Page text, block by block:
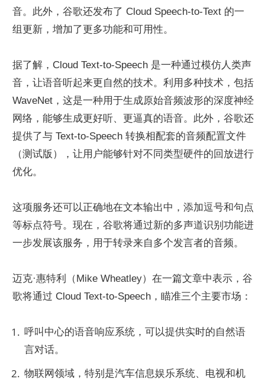
音。此外，谷歌还发布了 Cloud Speech-to-Text 的一
组更新，增加了更多功能和可用性。
据了解，Cloud Text-to-Speech 是一种通过模仿人类声
音，让语音听起来更自然的技术。利用多种技术，包括
WaveNet，这是一种用于生成原始音频波形的深度神经
网络，能够生成更好听、更逼真的语音。此外，谷歌还
提供了与 Text-to-Speech 转换相配套的音频配置文件
（测试版），让用户能够针对不同类型硬件的回放进行
优化。
这项服务还可以正确地在文本输出中，添加逗号和句点
等标点符号。现在，谷歌将通过新的多声道识别功能进
一步发展该服务，用于转录来自多个发言者的音频。
迈克·惠特利（Mike Wheatley）在一篇文章中表示，谷
歌将通过 Cloud Text-to-Speech，瞄准三个主要市场：
呼叫中心的语音响应系统，可以提供实时的自然语
言对话。
物联网领域，特别是汽车信息娱乐系统、电视和机